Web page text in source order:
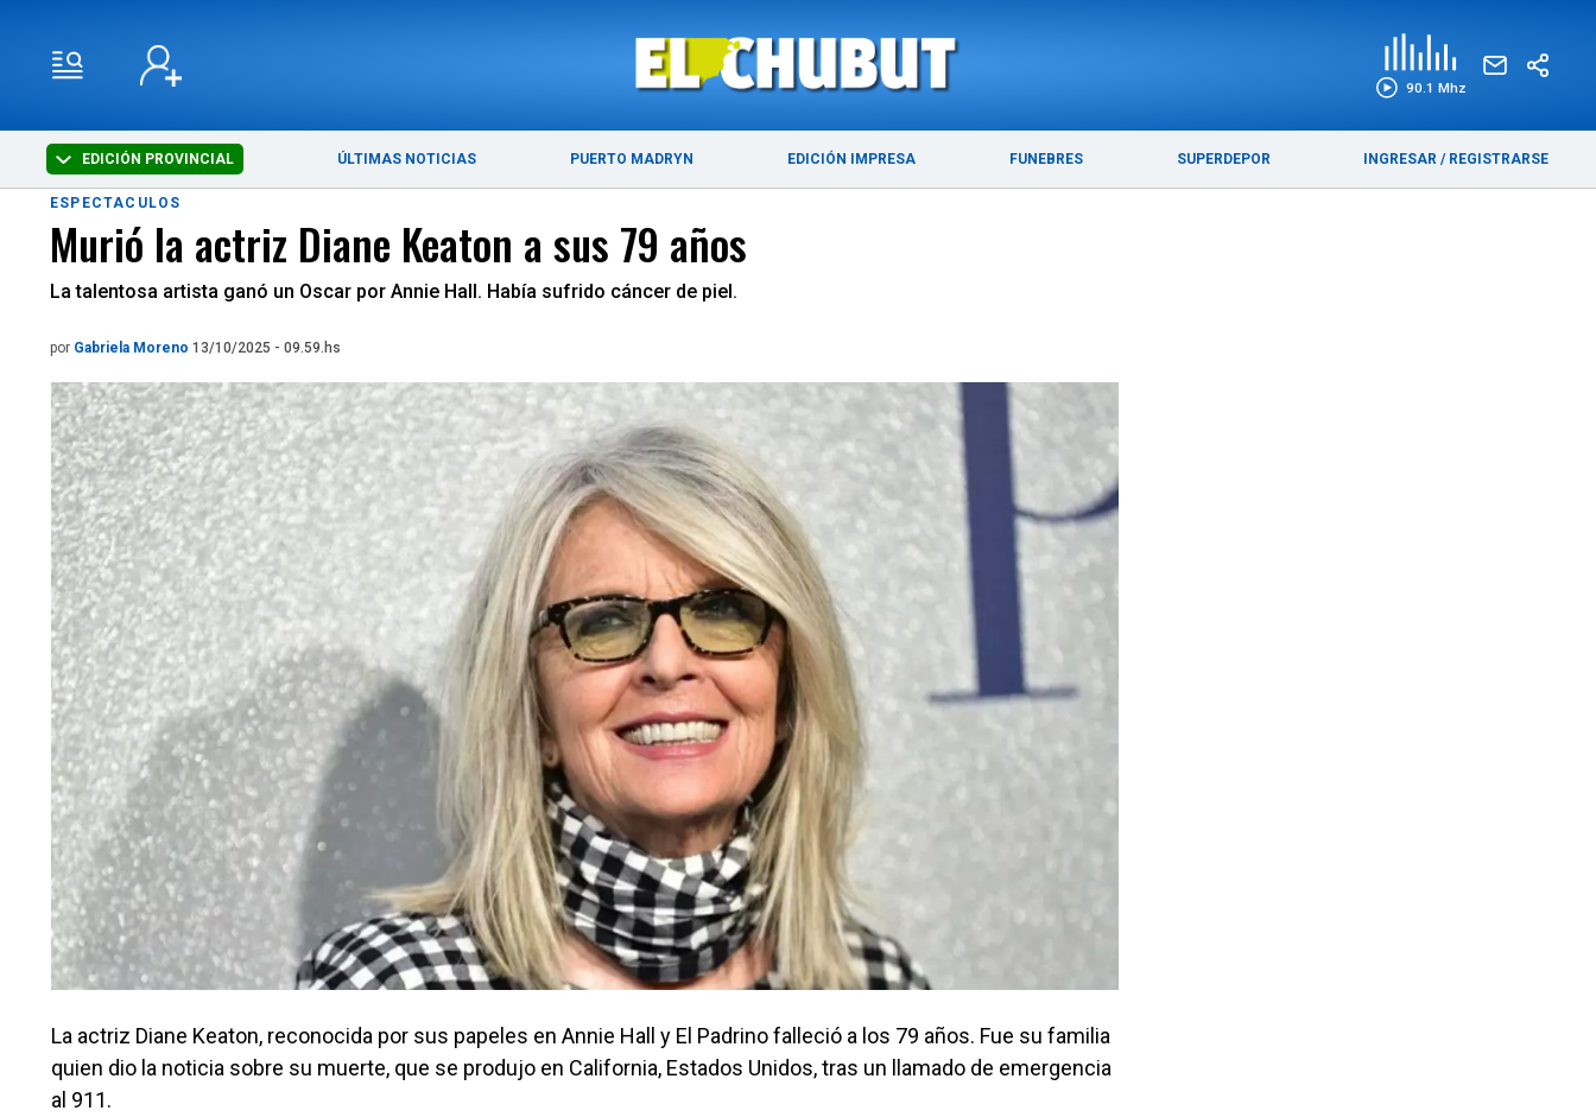
90.1 Mhz
EDICIÓN PROVINCIAL ÚLTIMAS NOTICIAS PUERTO MADRYN EDICIÓN IMPRESA FUNEBRES SUPERDEPOR INGRESAR / REGISTRARSE
ÚLTIMAS NOTICIAS PUERTO MADRYN
ESPECTACULOS
Murió la actriz Diane Keaton a sus 79 años
La talentosa artista ganó un Oscar por Annie Hall. Había sufrido cáncer de piel.
por Gabriela Moreno 13/10/2025 - 09.59.hs
La actriz Diane Keaton, reconocida por sus papeles en Annie Hall y El Padrino falleció a los 79 años. Fue su familia
quien dio la noticia sobre su muerte, que se produjo en California, Estados Unidos, tras un llamado de emergencia
al 911.